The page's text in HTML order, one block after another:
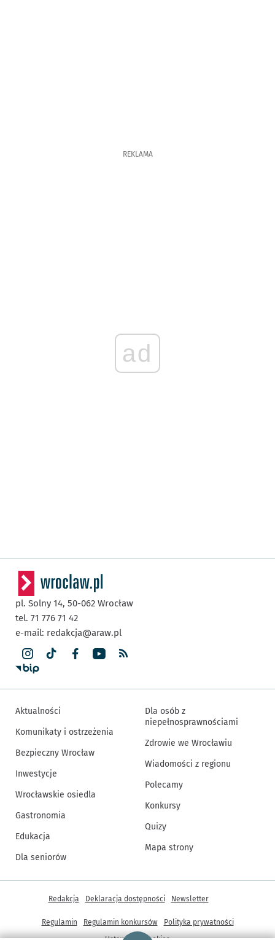
REKLAMA
ad
pl. Solny 14, 50-062 Wrocław
tel. 71 776 71 42
e-mail: redakcja@araw.pl
Aktualności
Komunikaty i ostrzeżenia
Bezpieczny Wrocław
Inwestycje
Wrocławskie osiedla
Gastronomia
Edukacja
Dla seniorów
Dla osób z
niepełnosprawnościami
Zdrowie we Wrocławiu
Wiadomości z regionu
Polecamy
Konkursy
Quizy
Mapa strony
Inne informacje
Redakcja Deklaracja dostępności Newsletter
Regulamin Regulamin konkursów
Polityka prywatności